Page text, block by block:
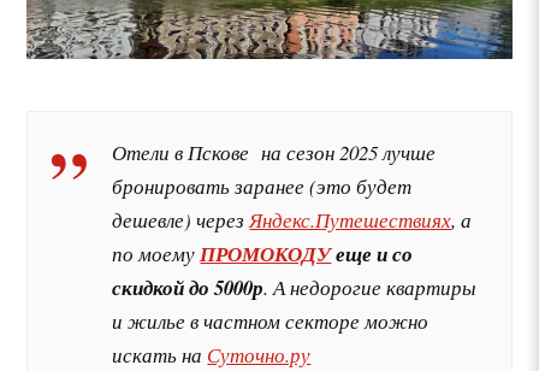
Отели в Пскове на сезон 2025 лучше
бронировать заранее (это будет
дешевле) черезЯндекс.Путешествиях, а
по моемуПРОМОКОДУеще и со
скидкой до 5000р. А недорогие квартиры
и жилье в частном секторе можно
искать на Суточно.ру